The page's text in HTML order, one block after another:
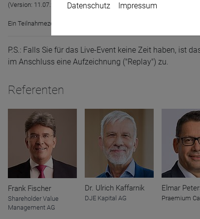
(Version: 11.07.2019)
Ein Teilnahmezertifikat erhalten Sie nach Teilnahme automatisiert in
P.S.: Falls Sie für das Live-Event keine Zeit haben, ist
im Anschluss eine Aufzeichnung ("Replay") zu.
Referenten
Frank Fischer
Shareholder Value
Management AG
Dr. Ulrich Kaffarnik
DJE Kapital AG
Elmar
Praemium
Datenschutz Impressum